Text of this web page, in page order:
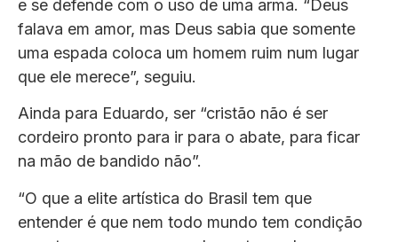
e se defende com o uso de uma arma. “Deus
falava em amor, mas Deus sabia que somente
uma espada coloca um homem ruim num lugar
que ele merece”, seguiu.
Ainda para Eduardo, ser “cristão não é ser
cordeiro pronto para ir para o abate, para ficar
na mão de bandido não”.
“O que a elite artística do Brasil tem que
entender é que nem todo mundo tem condição